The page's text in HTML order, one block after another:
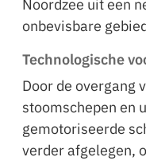
Noordzee uit een
onbevisbare
Technologische
Door de overgang
stoomschepen en
gemotoriseerde
verder afgelegen,